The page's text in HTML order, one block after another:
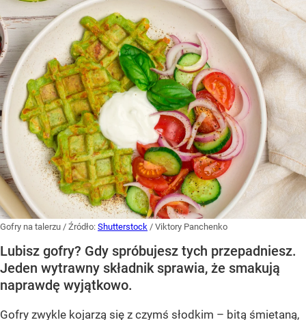
Gofry na talerzu / Źródło: Shutterstock / Viktory Panchenko
Lubisz gofry? Gdy spróbujesz tych przepadniesz.
Jeden wytrawny składnik sprawia, że smakują
naprawdę wyjątkowo.
Gofry zwykle kojarzą się z czymś słodkim – bitą śmietaną,